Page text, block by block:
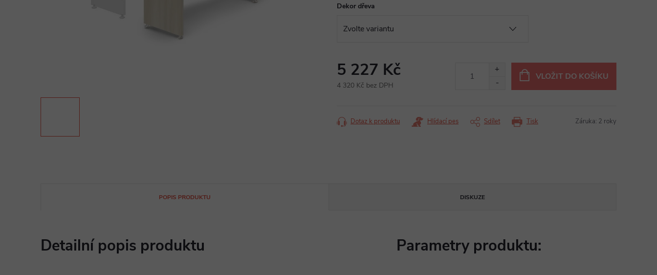
Dekor dřeva
5 227 Kč
4 320 Kč bez DPH
VLOŽIT DO KOŠÍKU
Tisk
Dotaz k produktu Hlídací pes Sdílet Záruka: 2 roky
POPIS PRODUKTU DISKUZE
Detailní popis produktu Parametry produktu: